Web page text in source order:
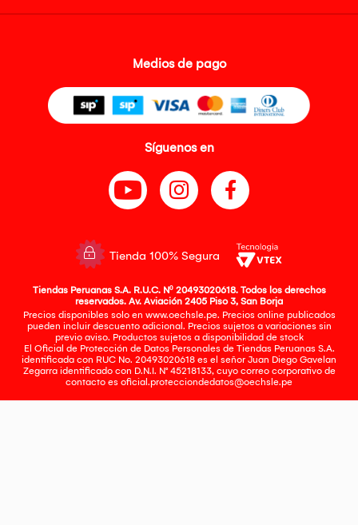
Medios de pago
Síguenos en
Tienda 100% Segura
Tiendas Peruanas S.A. R.U.C. Nº 20493020618. Todos los derechos
reservados. Av. Aviación 2405 Piso 3, San Borja
Precios disponibles solo en www.oechsle.pe. Precios online publicados
pueden incluir descuento adicional. Precios sujetos a variaciones sin
previo aviso. Productos sujetos a disponibilidad de stock
El Oficial de Protección de Datos Personales de Tiendas Peruanas S.A.
identificada con RUC No. 20493020618 es el señor Juan Diego Gavelan
Zegarra identificado con D.N.I. N° 45218133, cuyo correo corporativo de
contacto es oficial.protecciondedatos@oechsle.pe